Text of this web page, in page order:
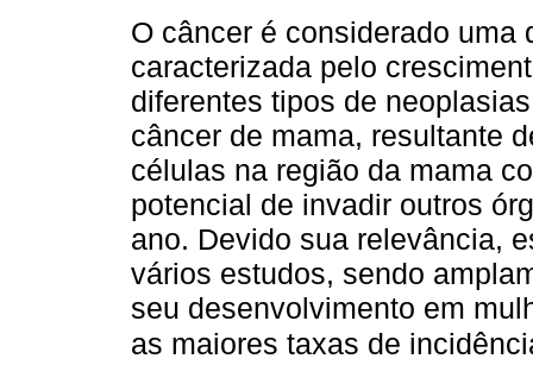
O câncer é considerado uma
caracterizada pelo
diferentes tipos de
câncer de mama, resultante
células na região da mama
potencial de invadir outros
ano. Devido sua relevância,
vários estudos, sendo
seu desenvolvimento em
as maiores taxas de